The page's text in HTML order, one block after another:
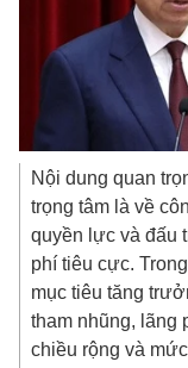
Nội dung quan
trọng tâm là về
quyền lực và đấu
phí tiêu cực.
mục tiêu tăng
tham nhũng, lãng
chiều rộng và
cầu: “Phải thiết
không thể tham
cơ chế giám sát
muốn tham